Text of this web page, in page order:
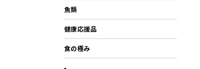
魚類
健康応援品
食の極み